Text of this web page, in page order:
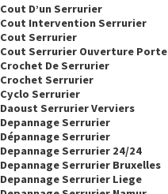
Cout D’un Serrurier
Cout Intervention Serrurier
Cout Serrurier
Cout Serrurier Ouverture Porte
Crochet De Serrurier
Crochet Serrurier
Cyclo Serrurier
Daoust Serrurier Verviers
Depannage Serrurier
Dépannage Serrurier
Depannage Serrurier 24/24
Depannage Serrurier Bruxelles
Depannage Serrurier Liege